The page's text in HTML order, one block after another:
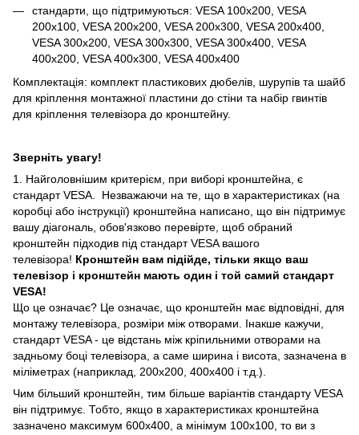
стандарти, що підтримуються: VESA 100x200, VESA
200x100, VESA 200x200, VESA 200x300, VESA 200x400,
VESA 300x200, VESA 300x300, VESA 300x400, VESA
400x200, VESA 400x300, VESA 400x400
Комплектація: комплект пластикових дюбелів, шурупів та шайб
для кріплення монтажної пластини до стіни та набір гвинтів
для кріплення телевізора до кронштейну.
Зверніть увагу!
1. Найголовнішим критерієм, при виборі кронштейна, є
стандарт VESA. Незважаючи на те, що в характеристиках (на
коробці або інструкції) кронштейна написано, що він підтримує
вашу діагональ, обов'язково перевірте, щоб обраний
кронштейн підходив під стандарт VESA вашого
телевізора! Кронштейн вам підійде, тільки якщо ваш
телевізор і кронштейн мають один і той самий стандарт
VESA!
Що це означає? Це означає, що кронштейн має відповідні, для
монтажу телевізора, розміри між отворами. Інакше кажучи,
стандарт VESA - це відстань між кріпильними отворами на
задньому боці телевізора, а саме ширина і висота, зазначена в
міліметрах (наприклад, 200х200, 400х400 і т.д.).
Чим більший кронштейн, тим більше варіантів стандарту VESA
він підтримує. Тобто, якщо в характеристиках кронштейна
зазначено максимум 600х400, а мінімум 100х100, то ви з